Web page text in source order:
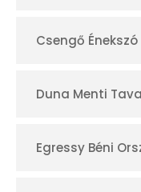
Csengő Énekszó
Duna Menti
Egressy Béni